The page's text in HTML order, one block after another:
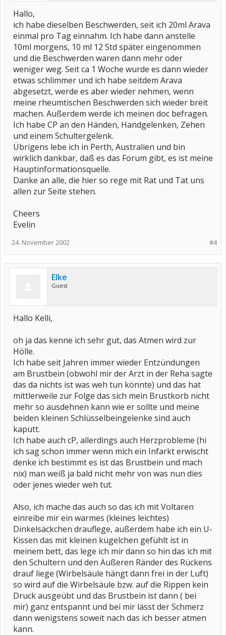
Hallo,
ich habe dieselben Beschwerden, seit ich 20ml Arava
einmal pro Tag einnahm. Ich habe dann anstelle
10ml morgens, 10 ml 12 Std später eingenommen
und die Beschwerden waren dann mehr oder
weniger weg. Seit ca 1 Woche wurde es dann wieder
etwas schlimmer und ich habe seitdem Arava
abgesetzt, werde es aber wieder nehmen, wenn
meine rheumtischen Beschwerden sich wieder breit
machen. Außerdem werde ich meinen doc befragen.
Ich habe CP an den Händen, Handgelenken, Zehen
und einem Schultergelenk.
Übrigens lebe ich in Perth, Australien und bin
wirklich dankbar, daß es das Forum gibt, es ist meine
Hauptinformationsquelle.
Danke an alle, die hier so rege mit Rat und Tat uns
allen zur Seite stehen.
Cheers
Evelin
#4
24. November 2002
Elke
Guest
Hallo Kelli,
oh ja das kenne ich sehr gut, das Atmen wird zur
Hölle.
Ich habe seit Jahren immer wieder Entzündungen
am Brustbein (obwohl mir der Arzt in der Reha sagte
das da nichts ist was weh tun könnte) und das hat
mittlerweile zur Folge das sich mein Brustkorb nicht
mehr so ausdehnen kann wie er sollte und meine
beiden kleinen Schlüsselbeingelenke sind auch
kaputt.
Ich habe auch cP, allerdings auch Herzprobleme (hi
ich sag schon immer wenn mich ein Infarkt erwischt
denke ich bestimmt es ist das Brustbein und mach
nix) man weiß ja bald nicht mehr von was nun dies
oder jenes wieder weh tut.
Also, ich mache das auch so das ich mit Voltaren
einreibe mir ein warmes (kleines leichtes)
Dinkelsäckchen drauflege, außerdem habe ich ein U-
Kissen das mit kleinen kügelchen gefühlt ist in
meinem bett, das lege ich mir dann so hin das ich mit
den Schultern und den Äußeren Ränder des Rückens
drauf liege (Wirbelsäule hängt dann frei in der Luft)
so wird auf die Wirbelsäule bzw. auf die Rippen kein
Druck ausgeübt und das Brustbein ist dann ( bei
mir) ganz entspannt und bei mir lässt der Schmerz
dann wenigstens soweit nach das ich besser atmen
kann.